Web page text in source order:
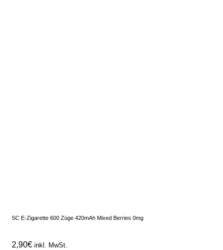
SC E-Zigarette 600 Züge 420mAh Mixed Berries 0mg
2,90€ inkl. MwSt.